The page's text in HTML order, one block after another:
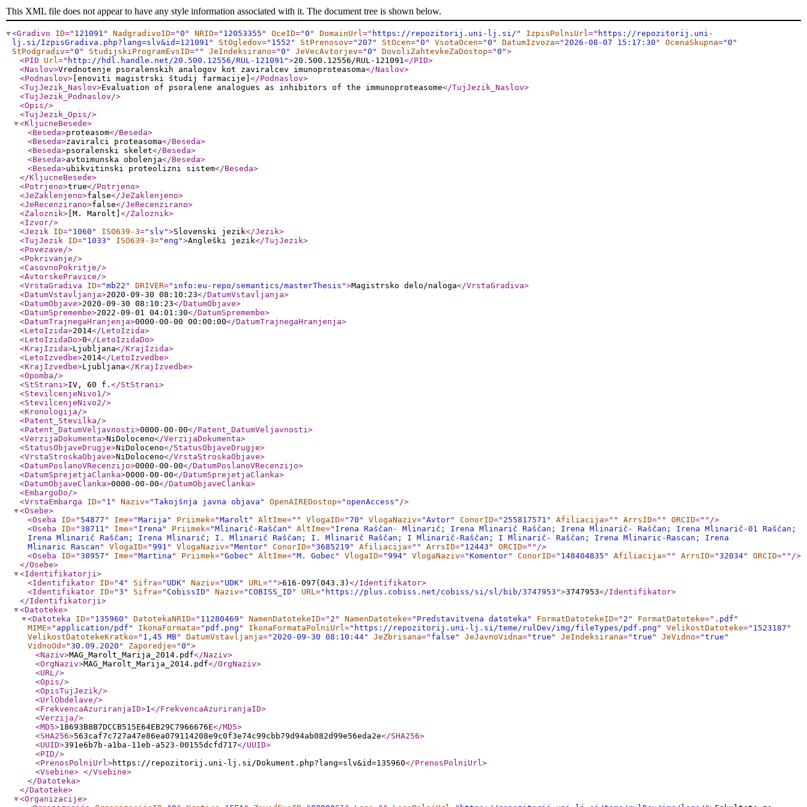
This XML file does not appear to have any style information associated with it. The document tree is shown below.
<Gradivo ID=" 121091 " NadgradivoID="0 " NRID=" 12053355 " OceID="0 " DomainUrl=" https://repozitorij.uni-lj.si/ " IzpisPolniUrl=" https://repozitorij.uni-
lj.si/IzpisGradiva.php?lang=slv&id=121091 " StOgledov=" 1552 " StPrenosov=" 207 " StOcen="0 " VsotaOcen="0 " DatumIzvoza=" 2026-08-07 15:17:30 " OcenaSkupna="0 "
StPodgradiv="0 " StudijskiProgramEvsID=" " JeIndeksirano="0 " JeVecAvtorjev="0 " DovoliZahtevkeZaDostop="0 ">
<PID
Url=" http://hdl.handle.net/20.500.12556/RUL-121091 ">20.500.12556/RUL-121091</PID>
<Naslov>Vrednotenje psoralenskih analogov kot zaviralcev imunoproteasoma</Naslov>
<Podnaslov> [enoviti magistrski študij farmacije] </Podnaslov>
<TujJezik_Naslov>Evaluation of psoralene analogues as inhibitors of the immunoproteasome</TujJezik_Naslov>
<TujJezik_Podnaslov/>
<Opis/>
<TujJezik_Opis/>
<KljucneBesede>
<Beseda>proteasom</Beseda>
<Beseda>zaviralci proteasoma</Beseda>
<Beseda>psoralenski skelet</Beseda>
<Beseda>avtoimunska obolenja</Beseda>
<Beseda>ubikvitinski proteolizni sistem</Beseda>
</KljucneBesede>
<Potrjeno>true</Potrjeno>
<JeZaklenjeno>false</JeZaklenjeno>
<JeRecenzirano>false</JeRecenzirano>
<Zaloznik> [M. Marolt] </Zaloznik>
<Izvor/>
<Jezik ID=" 1060 " ISO639-3=" slv ">Slovenski jezik</Jezik>
<TujJezik ID=" 1033 " ISO639-3="eng ">Angleški jezik</TujJezik>
<Povezave/>
<Pokrivanje/>
<CasovnoPokritje/>
<AvtorskePravice/>
<VrstaGradiva
ID="mb22 " DRIVER=" info:eu-repo/semantics/masterThesis ">Magistrsko delo/naloga</VrstaGradiva>
<DatumVstavljanja>2020-09-30 08:10:23</DatumVstavljanja>
<DatumObjave>2020-09-30 08:10:23</DatumObjave>
<DatumSpremembe>2022-09-01 04:01:30</DatumSpremembe>
<DatumTrajnegaHranjenja>0000-00-00 00:00:00</DatumTrajnegaHranjenja>
<LetoIzida>2014</LetoIzida>
<LetoIzidaDo>0</LetoIzidaDo>
<KrajIzida>Ljubljana</KrajIzida>
<LetoIzvedbe>2014</LetoIzvedbe>
<KrajIzvedbe>Ljubljana</KrajIzvedbe>
<Opomba/>
<StStrani>IV, 60 f. </StStrani>
<StevilcenjeNivo1/>
<StevilcenjeNivo2/>
<Kronologija/>
<Patent_Stevilka/>
<Patent_DatumVeljavnosti>0000-00-00</Patent_DatumVeljavnosti>
<VerzijaDokumenta>NiDoloceno</VerzijaDokumenta>
<StatusObjaveDrugje>NiDoloceno</StatusObjaveDrugje>
<VrstaStroskaObjave>NiDoloceno</VrstaStroskaObjave>
<DatumPoslanoVRecenzijo>0000-00-00</DatumPoslanoVRecenzijo>
<DatumSprejetjaClanka>0000-00-00</DatumSprejetjaClanka>
<DatumObjaveClanka>0000-00-00</DatumObjaveClanka>
<EmbargoDo/>
<VrstaEmbarga
ID=" 1 " Naziv="Takojšnja javna objava " OpenAIREDostop=" openAccess " />
<Osebe>
<Oseba
ID=" 54877 " Ime="Marija " Priimek="Marolt " AltIme=" " VlogaID="70 " VlogaNaziv="Avtor" ConorID=" 255817571 " Afiliacija=" " ArrsID=" " ORCID=" " />
<Oseba
ID="38711 " Ime=" Irena " Priimek="Mlinarič-Raščan " AltIme=" Irena Raščan- Mlinarič; Irena Mlinarič Raščan; Irena Mlinarič- Raščan; Irena Mlinarič-01 Raščan;
Irena Mlinarič Raščan; Irena Mlinarič; I. Mlinarič Raščan; I. Mlinarič Raščan; I Mlinarič-Raščan; I Mlinarič- Raščan; Irena Mlinaric-Rascan; Irena
Mlinaric Rascan " VlogaID="991 " VlogaNaziv="Mentor" ConorID="3685219 " Afiliacija=" " ArrsID=" 12443 " ORCID=" " />
<Oseba
ID="38957 " Ime="Martina " Priimek="Gobec " AltIme="M. Gobec " VlogaID="994" VlogaNaziv="Komentor" ConorID=" 148404835 " Afiliacija=" " ArrsID="32034" ORCID=" " />
</Osebe>
<Identifikatorji>
<Identifikator ID="4" Sifra=" UDK" Naziv=" UDK" URL=" ">616-097(043.3) </Identifikator>
<Identifikator ID="3 " Sifra="CobissID " Naziv="COBISS_ID " URL=" https://plus.cobiss.net/cobiss/si/sl/bib/3747953 ">3747953</Identifikator>
</Identifikatorji>
<Datoteke>
<Datoteka
ID=" 135960 " DatotekaNRID=" 11280469 " NamenDatotekeID=" 2 " NamenDatoteke=" Predstavitvena datoteka " FormatDatotekeID=" 2 " FormatDatoteke=" .pdf "
MIME=" application/pdf " IkonaFormata=" pdf.png " IkonaFormataPolniUrl=" https://repozitorij.uni-lj.si/teme/rulDev/img/fileTypes/pdf.png " VelikostDatoteke=" 1523187 "
VelikostDatotekeKratko=" 1,45 MB" DatumVstavljanja=" 2020-09-30 08:10:44" JeZbrisana=" false " JeJavnoVidna="true " JeIndeksirana="true " JeVidno="true "
VidnoOd="30.09.2020 " Zaporedje="0 ">
<Naziv>MAG_Marolt_Marija_2014.pdf</Naziv>
<OrgNaziv>MAG_Marolt_Marija_2014.pdf</OrgNaziv>
<URL/>
<Opis/>
<OpisTujJezik/>
<UrlObdelave/>
<FrekvencaAzuriranjaID>1</FrekvencaAzuriranjaID>
<Verzija/>
<MD5>18693B8B7DCCB515E64EB29C7966676E</MD5>
<SHA256>563caf7c727a47e86ea079114208e9c0f3e74c99cbb79d94ab082d99e56eda2e</SHA256>
<UUID>391e6b7b-a1ba-11eb-a523-00155dcfd717</UUID>
<PID/>
<PrenosPolniUrl>https://repozitorij.uni-lj.si/Dokument.php?lang=slv&id=135960</PrenosPolniUrl>
<Vsebine> </Vsebine>
</Datoteka>
</Datoteke>
<Organizacije>